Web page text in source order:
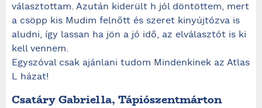
választottam. Azután kiderült h jól döntöttem, mert
a csöpp kis Mudim felnőtt és szeret kinyújtózva is
aludni, így lassan ha jön a jó idő, az elválasztót is ki
kell vennem.
Egyszóval csak ajánlani tudom Mindenkinek az Atlas
L házat!
Csatáry Gabriella, Tápiószentmárton